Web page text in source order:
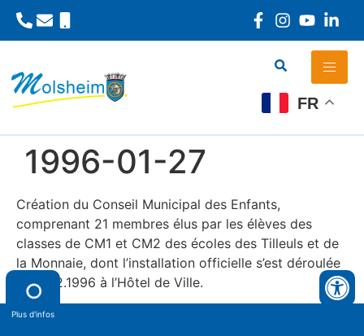
FR
1996-01-27
Création du Conseil Municipal des Enfants,
comprenant 21 membres élus par les élèves des
classes de CM1 et CM2 des écoles des Tilleuls et de
la Monnaie, dont l’installation officielle s’est déroulée
le 14.02.1996 à l’Hôtel de Ville.
Plus d'infos
Panneau de gestion des cookies